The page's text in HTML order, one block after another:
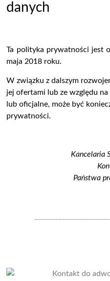
danych
Ta polityka prywatności jest
maja 2018 roku.
W związku z dalszym
jej ofertami lub ze względu
lub oficjalne, może być
prywatności.
Kancelaria
Państwa